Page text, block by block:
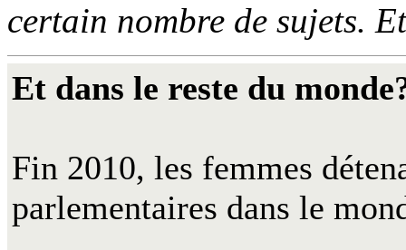
certain nombre de sujets.
Et dans le reste du
Fin 2010, les femmes
parlementaires dans le